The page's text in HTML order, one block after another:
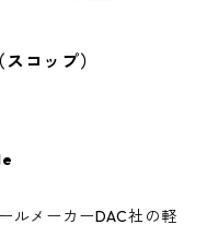
コップ）
ルメーカーDAC社の軽